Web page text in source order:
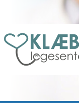
Hopp til hovedinnhold